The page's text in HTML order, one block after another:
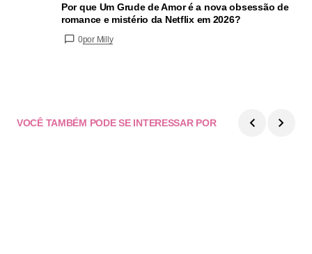
Por que Um Grude de Amor é a nova obsessão de
romance e mistério da Netflix em 2026?
0por Milly
VOCÊ TAMBÉM PODE SE INTERESSAR POR